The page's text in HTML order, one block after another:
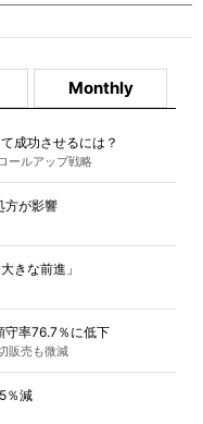
Monthly
成功させるには？
ールアップ戦略
方が影響
きな前進」
守率76.7％に低下
販売も微減
％減